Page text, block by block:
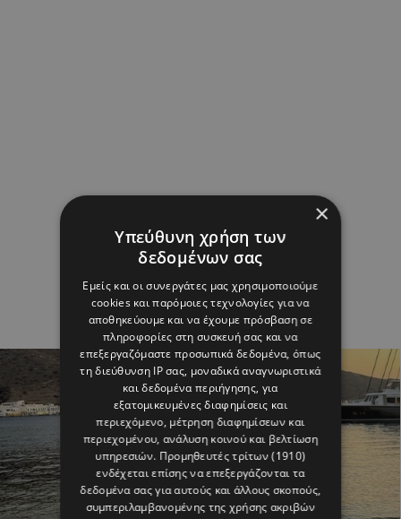
×
Υπεύθυνη χρήση των
δεδομένων σας
Εμείς και οι συνεργάτες μας χρησιμοποιούμε
cookies και παρόμοιες τεχνολογίες για να
αποθηκεύουμε και να έχουμε πρόσβαση σε
πληροφορίες στη συσκευή σας και να
επεξεργαζόμαστε προσωπικά δεδομένα, όπως
τη διεύθυνση IP σας, μοναδικά αναγνωριστικά
και δεδομένα περιήγησης, για
εξατομικευμένες διαφημίσεις και
περιεχόμενο, μέτρηση διαφημίσεων και
περιεχομένου, ανάλυση κοινού και βελτίωση
υπηρεσιών. Προμηθευτές τρίτων (1910)
ενδέχεται επίσης να επεξεργάζονται τα
δεδομένα σας για αυτούς και άλλους σκοπούς,
συμπεριλαμβανομένης της χρήσης ακριβών